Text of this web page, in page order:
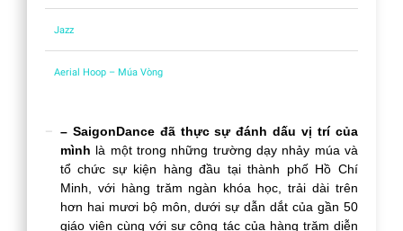
Jazz
Aerial Hoop – Múa Vòng
– SaigonDance đã thực sự đánh dấu vị trí của
mình là một trong những trường dạy nhảy múa và
tổ chức sự kiện hàng đầu tại thành phố Hồ Chí
Minh, với hàng trăm ngàn khóa học, trải dài trên
hơn hai mươi bộ môn, dưới sự dẫn dắt của gần 50
giáo viên cùng với sự cộng tác của hàng trăm diễn